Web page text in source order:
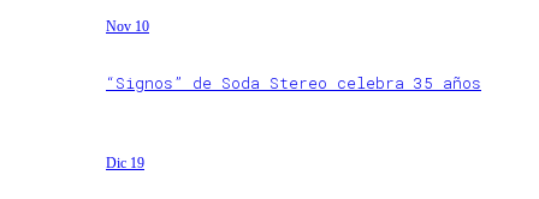
Nov 10
“Signos” de Soda Stereo celebra 35 años
Dic 19